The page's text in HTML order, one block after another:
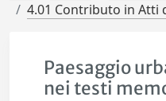
4.01 Contributo in Atti
Paesaggio
nei testi